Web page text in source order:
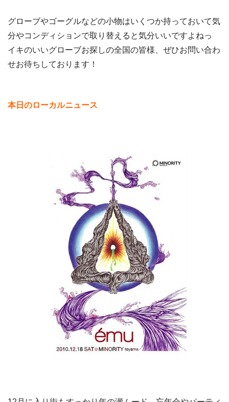
グローブやゴーグルなどの小物はいくつか持っておいて気
分やコンディションで取り替えると気分いいですよねっ
イキのいいグローブお探しの全国の皆様、ぜひお問い合わ
せお待ちしております！
本日のローカルニュース